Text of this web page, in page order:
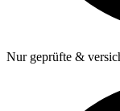
Nur geprüfte &